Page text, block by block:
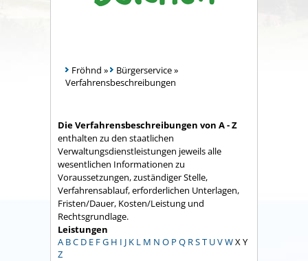
Fröhnd » Bürgerservice»
Verfahrensbeschreibungen
Die Verfahrensbeschreibungen von A - Z
enthalten zu den staatlichen
Verwaltungsdienstleistungen jeweils alle
wesentlichen Informationen zu
Voraussetzungen, zuständiger Stelle,
Verfahrensablauf, erforderlichen Unterlagen,
Fristen/Dauer, Kosten/Leistung und
Rechtsgrundlage.
Leistungen
A BC D E FG H I J K L M N O P Q RST UVWX Y
Z